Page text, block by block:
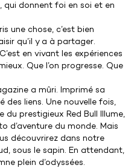
qui donnent foi en soi et en
une chose, c’est bien
qu’il y a à partager.
en vivant les expériences
Que l’on progresse. Que
a mûri. Imprimé sa
des liens. Une nouvelle fois,
prestigieux Red Bull Illume,
d’aventure du monde. Mais
découvrirez dans notre
sous le sapin. En attendant,
plein d’odyssées.